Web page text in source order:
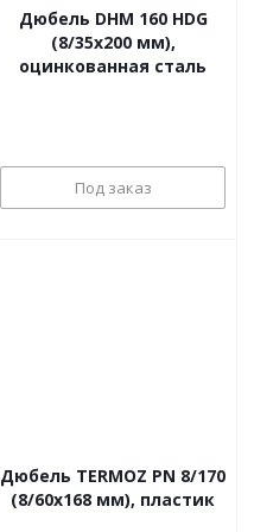
Дюбель DHM 160 HDG
(8/35x200 мм),
оцинкованная сталь
Под заказ
Дюбель TERMOZ PN 8/170
(8/60x168 мм), пластик